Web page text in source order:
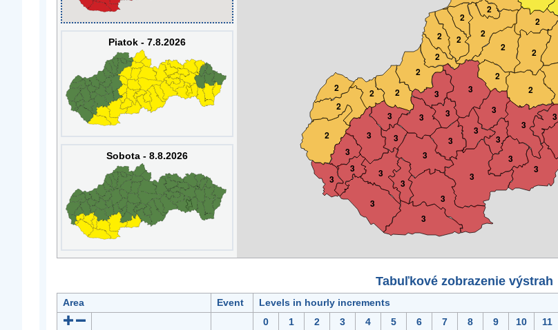
Piatok - 7.8.2026
Sobota - 8.8.2026
3
2
3
3
3
3
3
3
2
2
3
3
2
2
2
3
2
3
2
2
3
3
3
3
3
3
3
2 2
2
2
2
2
2
2
3
3
3
3
3
3
3
Tabuľkové zobrazenie výstrah
Area Event
Levels in hourly increments
0
1 2 3 4 5 6 7 8 9 10 11